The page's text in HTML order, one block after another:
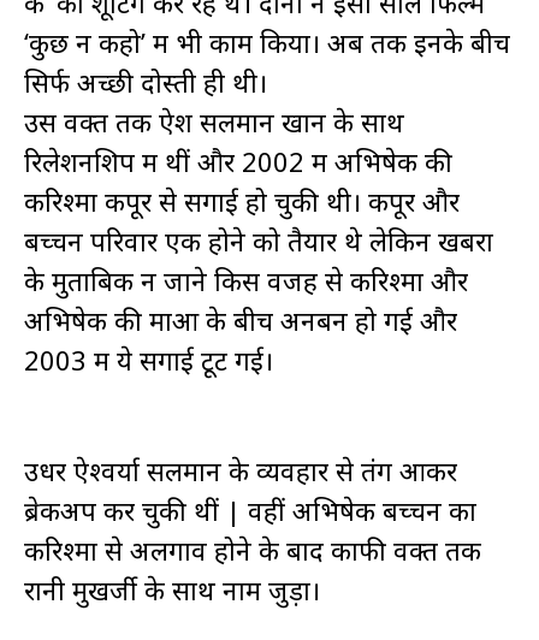
‘कुछ न कहो’ में भी काम किया। अब तक इनके बीच
सिर्फ अच्छी दोस्ती ही थी।
उस वक्त तक ऐश सलमान खान के साथ
रिलेशनशिप में थीं और 2002 में अभिषेक की
करिश्मा कपूर से सगाई हो चुकी थी। कपूर और
बच्चन परिवार एक होने को तैयार थे लेकिन खबरों
के मुताबिक न जाने किस वजह से करिश्मा और
अभिषेक की माओं के बीच अनबन हो गई और
2003 में ये सगाई टूट गई।
उधर ऐश्वर्या सलमान के व्यवहार से तंग आकर
ब्रेकअप कर चुकी थीं | वहीं अभिषेक बच्चन का
करिश्मा से अलगाव होने के बाद काफी वक्त तक
रानी मुखर्जी के साथ नाम जुड़ा।